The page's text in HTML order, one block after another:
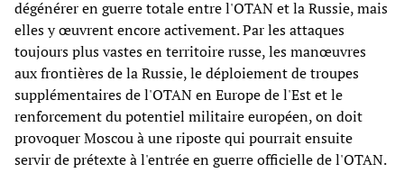
dégénérer en guerre totale entre l'OTAN et la Russie, mais
elles y œuvrent encore activement. Par les attaques
toujours plus vastes en territoire russe, les manœuvres
aux frontières de la Russie, le déploiement de troupes
supplémentaires de l'OTAN en Europe de l'Est et le
renforcement du potentiel militaire européen, on doit
provoquer Moscou à une riposte qui pourrait ensuite
servir de prétexte à l'entrée en guerre officielle de l'OTAN.